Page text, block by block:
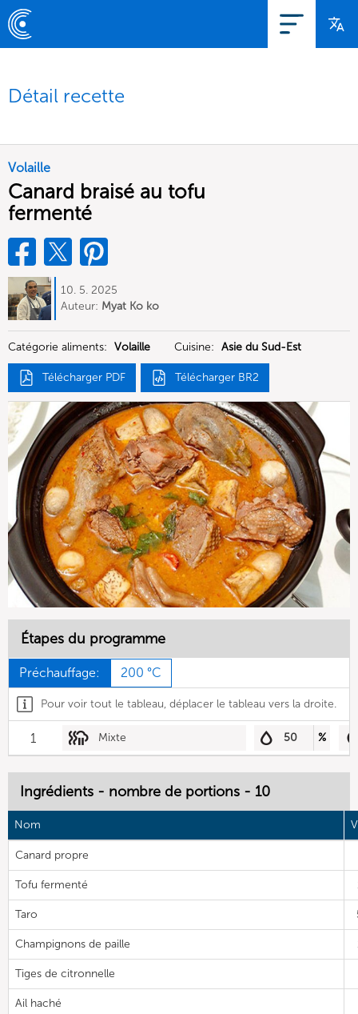
Détail recette
Volaille
Canard braisé au tofu
fermenté
10. 5. 2025
Auteur: Myat Ko ko
Catégorie aliments: Volaille Cuisine: Asie du Sud-Est
Télécharger PDF Télécharger BR2
Étapes du programme
Préchauffage: 200 °C
Pour voir tout le tableau, déplacer le tableau vers la droite.
1 Mixte 50 %
Ingrédients - nombre de portions - 10
Nom
Canard propre
Tofu fermenté
Taro
Champignons de paille
Tiges de citronnelle
Ail haché